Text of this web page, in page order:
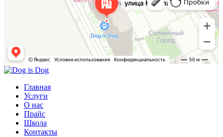
Главная
Услуги
О нас
Прайс
Школа
Контакты